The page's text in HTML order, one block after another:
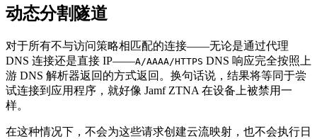
动态分割隧道
对于所有不与访问策略相匹配的连接——无论是通过代理
DNS 连接还是直接 IP——A/AAAA/HTTPS DNS 响应完全按照上
游 DNS 解析器返回的方式返回。换句话说，结果将等同于尝
试连接到应用程序，就好像 Jamf ZTNA 在设备上被禁用一
样。
在这种情况下，不会为这些请求创建云流映射，也不会执行日